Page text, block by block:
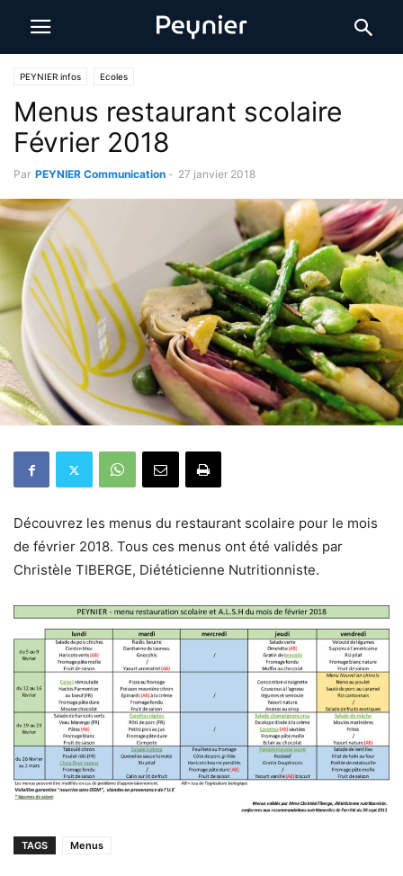
PEYNIER infos Ecoles
Menus restaurant scolaire
Février 2018
Par PEYNIER Communication - 27 janvier 2018
Découvrez les menus du restaurant scolaire pour le mois
de février 2018. Tous ces menus ont été validés par
Christèle TIBERGE, Diététicienne Nutritionniste.
TAGS Menus